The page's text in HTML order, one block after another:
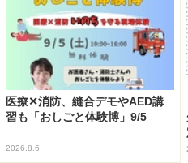
医療✕消防、縫合デモやAED講
習も「おしごと体験博」9/5
2026.8.6